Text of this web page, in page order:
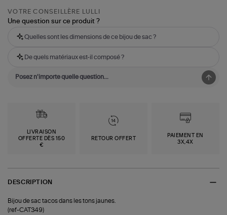
VOTRE CONSEILLÈRE LULLI
Une question sur ce produit ?
Quelles sont les dimensions de ce bijou de sac ?
De quels matériaux est-il composé ?
LIVRAISON
OFFERTE DÈS 150
€
RETOUR OFFERT
PAIEMENT EN
3X,4X
DESCRIPTION
Bijou de sac tacos dans les tons jaunes.
(ref-CAT349)